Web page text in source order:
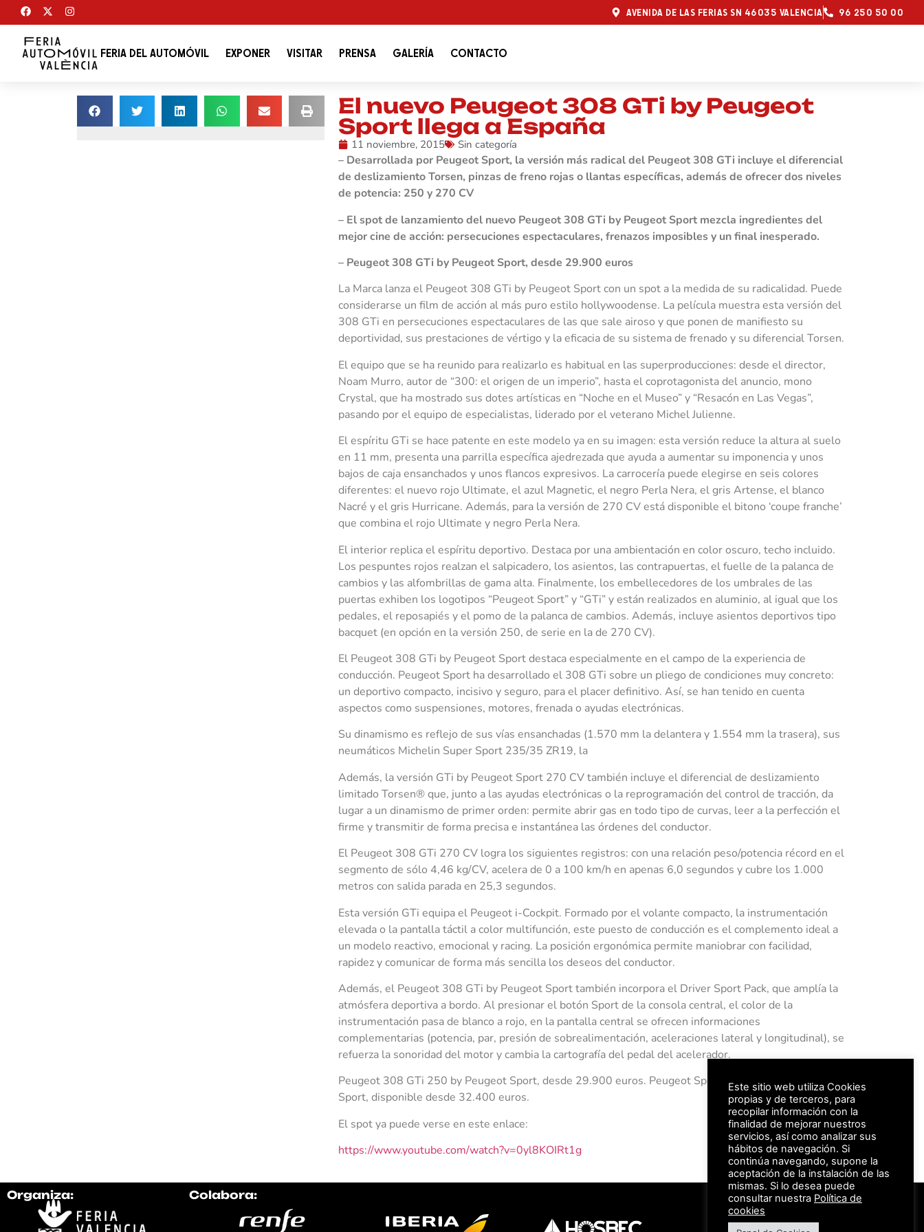
AVENIDA DE LAS FERIAS SN 46035 VALENCIA 96 250 50 00
FERIA DEL AUTOMÓVIL EXPONER VISITAR PRENSA GALERÍA CONTACTO
El nuevo Peugeot 308 GTi by Peugeot
Sport llega a España
11 noviembre, 2015 Sin categoría
– Desarrollada por Peugeot Sport, la versión más radical del Peugeot 308 GTi incluye el diferencial
de deslizamiento Torsen, pinzas de freno rojas o llantas específicas, además de ofrecer dos niveles
de potencia: 250 y 270 CV
– El spot de lanzamiento del nuevo Peugeot 308 GTi by Peugeot Sport mezcla ingredientes del
mejor cine de acción: persecuciones espectaculares, frenazos imposibles y un final inesperado.
– Peugeot 308 GTi by Peugeot Sport, desde 29.900 euros
La Marca lanza el Peugeot 308 GTi by Peugeot Sport con un spot a la medida de su radicalidad. Puede
considerarse un film de acción al más puro estilo hollywoodense. La película muestra esta versión del
308 GTi en persecuciones espectaculares de las que sale airoso y que ponen de manifiesto su
deportividad, sus prestaciones de vértigo y la eficacia de su sistema de frenado y su diferencial Torsen.
El equipo que se ha reunido para realizarlo es habitual en las superproducciones: desde el director,
Noam Murro, autor de “300: el origen de un imperio”, hasta el coprotagonista del anuncio, mono
Crystal, que ha mostrado sus dotes artísticas en “Noche en el Museo” y “Resacón en Las Vegas”,
pasando por el equipo de especialistas, liderado por el veterano Michel Julienne.
El espíritu GTi se hace patente en este modelo ya en su imagen: esta versión reduce la altura al suelo
en 11 mm, presenta una parrilla específica ajedrezada que ayuda a aumentar su imponencia y unos
bajos de caja ensanchados y unos flancos expresivos. La carrocería puede elegirse en seis colores
diferentes: el nuevo rojo Ultimate, el azul Magnetic, el negro Perla Nera, el gris Artense, el blanco
Nacré y el gris Hurricane. Además, para la versión de 270 CV está disponible el bitono ‘coupe franche’
que combina el rojo Ultimate y negro Perla Nera.
El interior replica el espíritu deportivo. Destaca por una ambientación en color oscuro, techo incluido.
Los pespuntes rojos realzan el salpicadero, los asientos, las contrapuertas, el fuelle de la palanca de
cambios y las alfombrillas de gama alta. Finalmente, los embellecedores de los umbrales de las
puertas exhiben los logotipos “Peugeot Sport” y “GTi” y están realizados en aluminio, al igual que los
pedales, el reposapiés y el pomo de la palanca de cambios. Además, incluye asientos deportivos tipo
bacquet (en opción en la versión 250, de serie en la de 270 CV).
El Peugeot 308 GTi by Peugeot Sport destaca especialmente en el campo de la experiencia de
conducción. Peugeot Sport ha desarrollado el 308 GTi sobre un pliego de condiciones muy concreto:
un deportivo compacto, incisivo y seguro, para el placer definitivo. Así, se han tenido en cuenta
aspectos como suspensiones, motores, frenada o ayudas electrónicas.
Su dinamismo es reflejo de sus vías ensanchadas (1.570 mm la delantera y 1.554 mm la trasera), sus
neumáticos Michelin Super Sport 235/35 ZR19, la
Además, la versión GTi by Peugeot Sport 270 CV también incluye el diferencial de deslizamiento
limitado Torsen® que, junto a las ayudas electrónicas o la reprogramación del control de tracción, da
lugar a un dinamismo de primer orden: permite abrir gas en todo tipo de curvas, leer a la perfección el
firme y transmitir de forma precisa e instantánea las órdenes del conductor.
El Peugeot 308 GTi 270 CV logra los siguientes registros: con una relación peso/potencia récord en el
segmento de sólo 4,46 kg/CV, acelera de 0 a 100 km/h en apenas 6,0 segundos y cubre los 1.000
metros con salida parada en 25,3 segundos.
Esta versión GTi equipa el Peugeot i-Cockpit. Formado por el volante compacto, la instrumentación
elevada o la pantalla táctil a color multifunción, este puesto de conducción es el complemento ideal a
un modelo reactivo, emocional y racing. La posición ergonómica permite maniobrar con facilidad,
rapidez y comunicar de forma más sencilla los deseos del conductor.
Además, el Peugeot 308 GTi by Peugeot Sport también incorpora el Driver Sport Pack, que amplía la
atmósfera deportiva a bordo. Al presionar el botón Sport de la consola central, el color de la
instrumentación pasa de blanco a rojo, en la pantalla central se ofrecen informaciones
complementarias (potencia, par, presión de sobrealimentación, aceleraciones lateral y longitudinal), se
refuerza la sonoridad del motor y cambia la cartografía del pedal del acelerador.
Peugeot 308 GTi 250 by Peugeot Sport, desde 29.900 euros. Peugeot Sport GTi 270 by Peugeot
Sport, disponible desde 32.400 euros.
El spot ya puede verse en este enlace:
https://www.youtube.com/watch?v=0yl8KOIRt1g
Organiza: Colabora: #FeriaAutomovil25
Este sitio web utiliza Cookies
propias y de terceros, para
recopilar información con la
finalidad de mejorar nuestros
servicios, así como analizar sus
hábitos de navegación. Si
continúa navegando, supone la
aceptación de la instalación de las
mismas. Si lo desea puede
consultar nuestra Política de
cookies